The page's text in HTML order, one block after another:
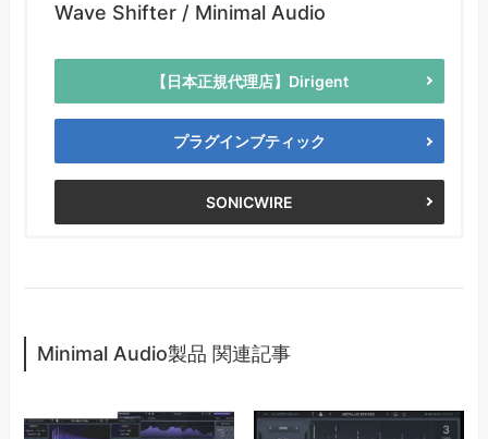
Wave Shifter / Minimal Audio
【日本正規代理店】Dirigent
プラグインブティック
SONICWIRE
Minimal Audio製品 関連記事